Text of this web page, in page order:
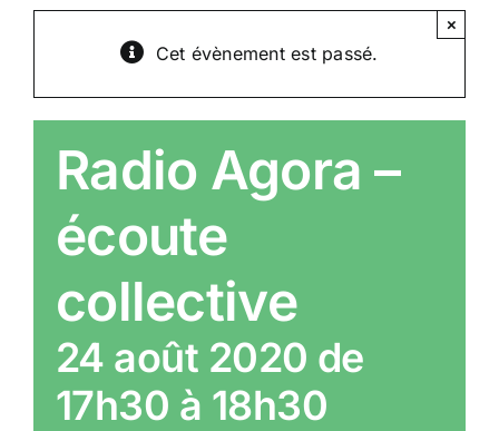
Cet évènement est passé.
×
Radio Agora –
écoute
collective
24 août 2020 de
17h30 à 18h30